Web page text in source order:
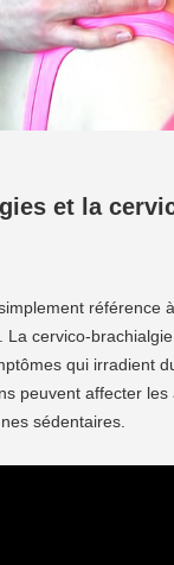
et la
référence
La cervico-
qui irradient
peuvent affecter les
sédentaires.